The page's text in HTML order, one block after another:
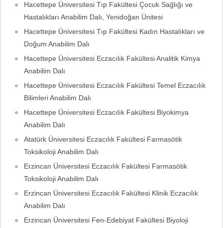
Hacettepe Üniversitesi Tıp Fakültesi Çocuk Sağlığı ve
Hastalıkları Anabilim Dalı, Yenidoğan Ünitesi
Hacettepe Üniversitesi Tıp Fakültesi Kadın Hastalıkları ve
Doğum Anabilim Dalı
Hacettepe Üniversitesi Eczacılık Fakültesi Analitik Kimya
Anabilim Dalı
Hacettepe Üniversitesi Eczacılık Fakültesi Temel Eczacılık
Bilimleri Anabilim Dalı
Hacettepe Üniversitesi Eczacılık Fakültesi Biyokimya
Anabilim Dalı
Atatürk Üniversitesi Eczacılık Fakültesi Farmasötik
Toksikoloji Anabilim Dalı
Erzincan Üniversitesi Eczacılık Fakültesi Farmasötik
Toksikoloji Anabilim Dalı
Erzincan Üniversitesi Eczacılık Fakültesi Klinik Eczacılık
Anabilim Dalı
Erzincan Üniversitesi Fen-Edebiyat Fakültesi Biyoloji